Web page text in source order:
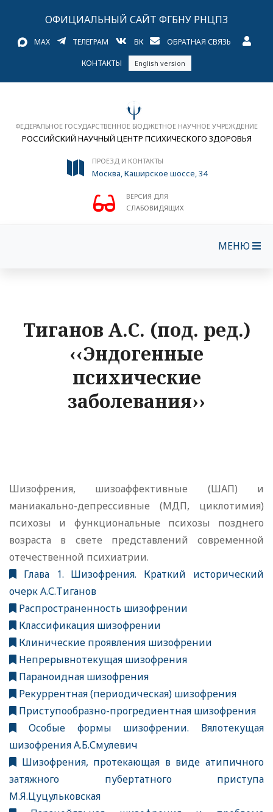
ОФИЦИАЛЬНЫЙ САЙТ ФГБНУ РНЦПЗ
MAX ТЕЛЕГРАМ ВК ОБРАТНАЯ СВЯЗЬ
КОНТАКТЫ English version
ФЕДЕРАЛЬНОЕ ГОСУДАРСТВЕННОЕ БЮДЖЕТНОЕ НАУЧНОЕ УЧРЕЖДЕНИЕ
РОССИЙСКИЙ НАУЧНЫЙ ЦЕНТР ПСИХИЧЕСКОГО ЗДОРОВЬЯ
ПРОЕЗД И КОНТАКТЫ
Москва, Каширское шоссе, 34
ВЕРСИЯ ДЛЯ
СЛАБОВИДЯЩИХ
МЕНЮ
Тиганов А.С. (под. ред.)
‹‹Эндогенные
психические
заболевания››
Шизофрения, шизоаффективные (ШАП) и
маниакально-депрессивные (МДП, циклотимия)
психозы и функциональные психозы позднего
возраста в свете представлений современной
отечественной психиатрии.
Глава 1. Шизофрения. Краткий исторический
очерк А.С.Тиганов
Распространенность шизофрении
Классификация шизофрении
Клинические проявления шизофрении
Непрерывнотекущая шизофрения
Параноидная шизофрения
Рекуррентная (периодическая) шизофрения
Приступообразно-прогредиентная шизофрения
Особые формы шизофрении. Вялотекущая
шизофрения А.Б.Смулевич
Шизофрения, протекающая в виде атипичного
затяжного пубертатного приступа
М.Я.Цуцульковская